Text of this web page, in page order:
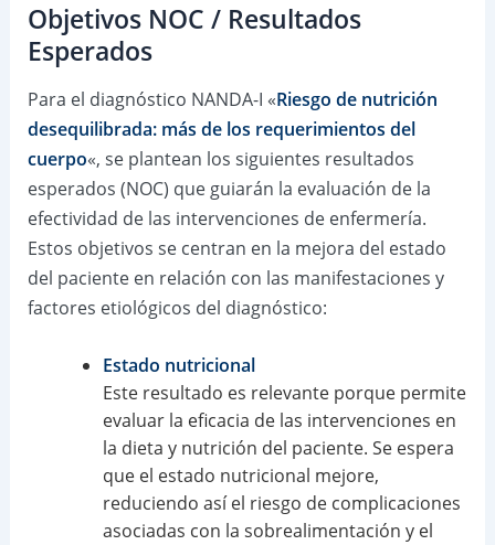
Objetivos NOC / Resultados
Esperados
Para el diagnóstico NANDA-I «Riesgo de nutrición
desequilibrada: más de los requerimientos del
cuerpo«, se plantean los siguientes resultados
esperados (NOC) que guiarán la evaluación de la
efectividad de las intervenciones de enfermería.
Estos objetivos se centran en la mejora del estado
del paciente en relación con las manifestaciones y
factores etiológicos del diagnóstico:
Estado nutricional
Este resultado es relevante porque permite
evaluar la eficacia de las intervenciones en
la dieta y nutrición del paciente. Se espera
que el estado nutricional mejore,
reduciendo así el riesgo de complicaciones
asociadas con la sobrealimentación y el